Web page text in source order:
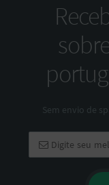
Sem envio de